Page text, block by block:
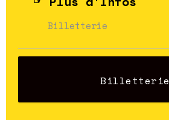
Billetterie
Billetterie